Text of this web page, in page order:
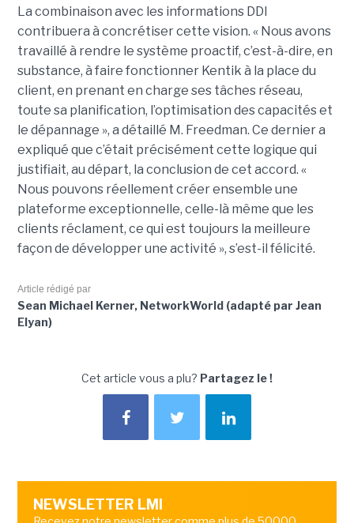
La combinaison avec les informations DDI
contribuera à concrétiser cette vision. « Nous avons
travaillé à rendre le système proactif, c’est-à-dire, en
substance, à faire fonctionner Kentik à la place du
client, en prenant en charge ses tâches réseau,
toute sa planification, l’optimisation des capacités et
le dépannage », a détaillé M. Freedman. Ce dernier a
expliqué que c’était précisément cette logique qui
justifiait, au départ, la conclusion de cet accord. «
Nous pouvons réellement créer ensemble une
plateforme exceptionnelle, celle-là même que les
clients réclament, ce qui est toujours la meilleure
façon de développer une activité », s’est-il félicité.
Article rédigé par
Sean Michael Kerner, NetworkWorld (adapté par Jean
Elyan)
Cet article vous a plu? Partagez le !
NEWSLETTER LMI